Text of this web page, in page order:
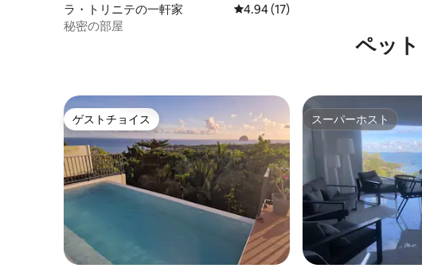
ラ・トリニテの一軒家 レビュー17件、5つ星中4.94つ星の
4.94 (17)
秘密の部屋
ペッ
ゲストチョイス
ゲストチョイス スーパーホスト
スーパーホスト